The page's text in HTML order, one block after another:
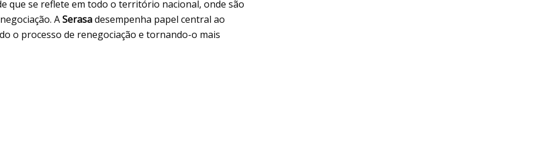
que se reflete em todo o território nacional, onde são
ASerasadesempenha papel central ao
o processo de renegociação e tornando-o mais